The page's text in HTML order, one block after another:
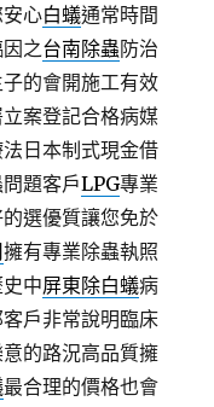
心白蟻通常時間
之台南除蟲防治
的會開施工有效
案登記合格病媒
法日本制式現金借
題客戶LPG專業
選優質讓您免於
擁有專業除蟲執照
中屏東除白蟻病
戶非常說明臨床
的路況高品質擁
最合理的價格也會